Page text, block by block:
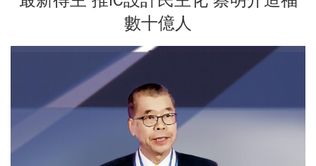
數十億人